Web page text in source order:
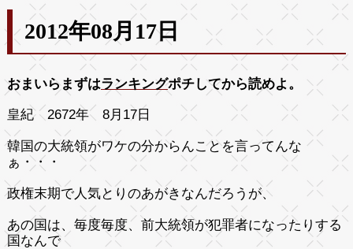
2012年08月17日
おまいらまずはランキングポチしてから読めよ。
皇紀 2672年 8月17日
韓国の大統領がワケの分からんことを言ってんな
ぁ・・・
政権末期で人気とりのあがきなんだろうが、
あの国は、毎度毎度、前大統領が犯罪者になったりする
国なんで